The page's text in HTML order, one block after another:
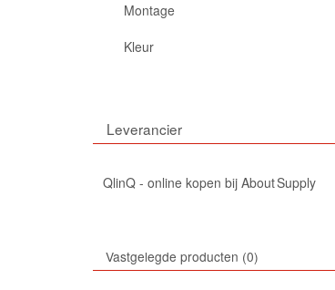
Montage
Kleur
Leverancier
QlinQ - online kopen bij About Supply
Vastgelegde producten 0